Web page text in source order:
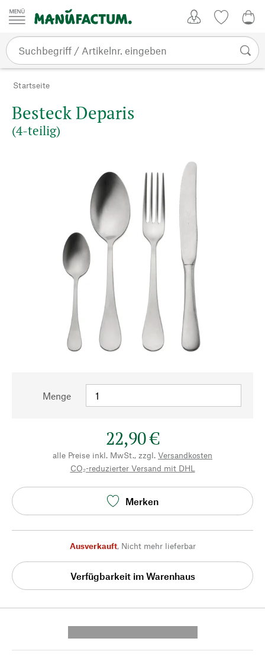
Zum Inhalt springen
Startseite
Besteck Deparis
(4-teilig)
Menge
22,90 €
alle Preise inkl. MwSt., zzgl. Versandkosten
CO₂-reduzierter Versand mit DHL
Merken
Ausverkauft, Nicht mehr lieferbar
Verfügbarkeit im Warenhaus